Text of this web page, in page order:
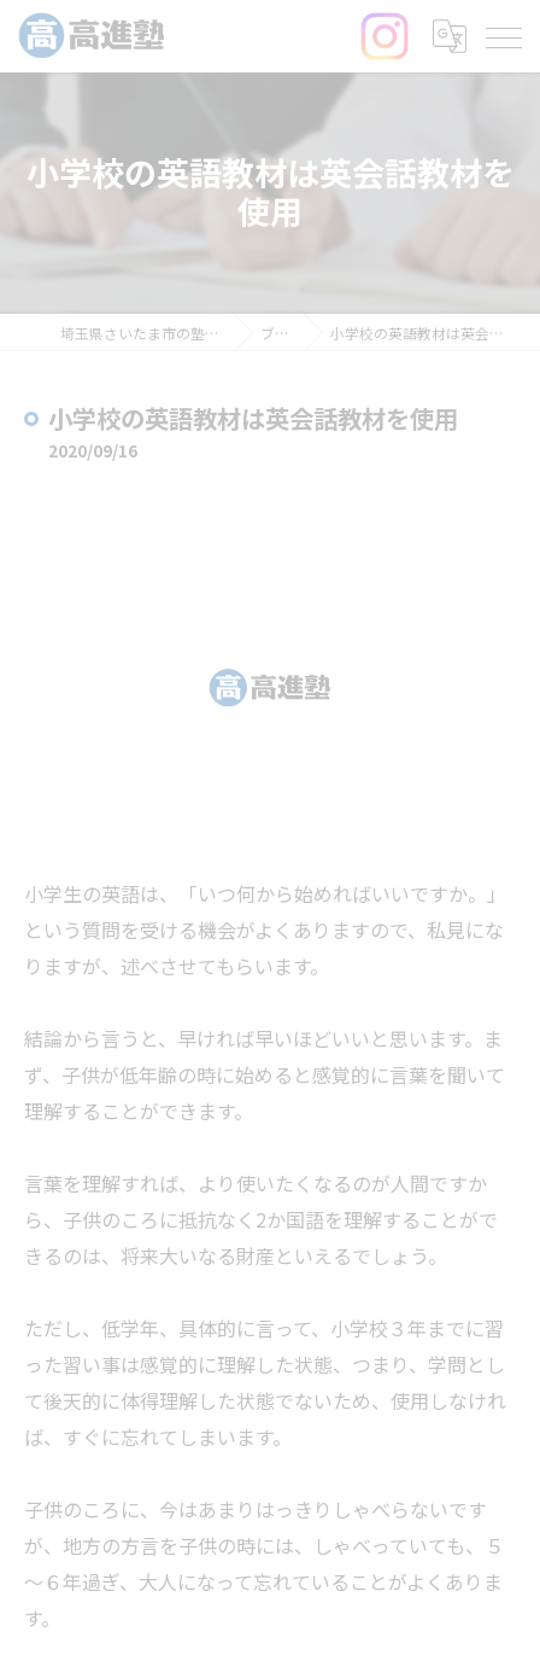
小学校の英語教材は英会話教材を
使用
埼玉県さいたま市の塾なら高進塾 ブログ 小学校の英語教材は英会話教材を使用
小学校の英語教材は英会話教材を使用
2020/09/16
小学生の英語は、「いつ何から始めればいいですか。」
という質問を受ける機会がよくありますので、私見にな
りますが、述べさせてもらいます。
結論から言うと、早ければ早いほどいいと思います。ま
ず、子供が低年齢の時に始めると感覚的に言葉を聞いて
理解することができます。
言葉を理解すれば、より使いたくなるのが人間ですか
ら、子供のころに抵抗なく2か国語を理解することがで
きるのは、将来大いなる財産といえるでしょう。
ただし、低学年、具体的に言って、小学校３年までに習
った習い事は感覚的に理解した状態、つまり、学問とし
て後天的に体得理解した状態でないため、使用しなけれ
ば、すぐに忘れてしまいます。
子供のころに、今はあまりはっきりしゃべらないです
が、地方の方言を子供の時には、しゃべっていても、５
～６年過ぎ、大人になって忘れていることがよくありま
す。